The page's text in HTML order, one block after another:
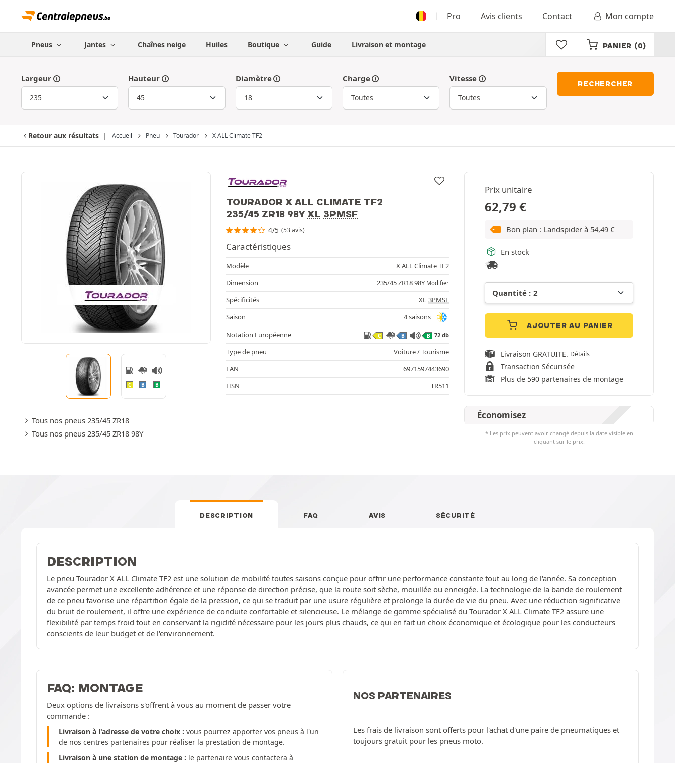
Pro Avis clients Contact Mon compte
Pneus Jantes Chaînes neige Huiles Boutique Guide Livraison et montage PANIER (0)
Largeur Hauteur Diamètre Charge Vitesse
RECHERCHER
Retour aux résultats Accueil Pneu Tourador X ALL Climate TF2
TOURADOR X ALL CLIMATE TF2
235/45 ZR18 98YXL 3PMSF
4/5 (53 avis)
C B B
Tous nos pneus 235/45 ZR18
Tous nos pneus 235/45 ZR18 98Y
Prix unitaire
62,79 €
Bon plan : Landspider à 54,49 €
En stock
AJOUTER AU PANIER
Livraison GRATUITE. Détails
Transaction Sécurisée
Plus de 590 partenaires de montage
Économisez
* Les prix peuvent avoir changé depuis la date visible en
cliquant sur le prix.
Caractéristiques
Modèle
X ALL Climate TF2
Dimension
235/45 ZR18 98Y Modifier
Spécificités XL 3PMSF
Saison
4 saisons
Notation Européenne
C B B 72 db
Type de pneu
Voiture / Tourisme
EAN
6971597443690
HSN
TR511
DESCRIPTION FAQ AVIS SÉCURITÉ
DESCRIPTION
Le pneu Tourador X ALL Climate TF2 est une solution de mobilité toutes saisons conçue pour offrir une performance constante tout au long de l'année. Sa conception
avancée permet une excellente adhérence et une réponse de direction précise, que la route soit sèche, mouillée ou enneigée. La technologie de la bande de roulement
de ce pneu favorise une répartition égale de la pression, ce qui se traduit par une usure régulière et prolonge la durée de vie du pneu. Avec une réduction significative
du bruit de roulement, il offre une expérience de conduite confortable et silencieuse. Le mélange de gomme spécialisé du Tourador X ALL Climate TF2 assure une
flexibilité par temps froid tout en conservant la rigidité nécessaire pour les jours plus chauds, ce qui en fait un choix économique et écologique pour les conducteurs
conscients de leur budget et de l'environnement.
FAQ: MONTAGE
Deux options de livraisons s'offrent à vous au moment de passer votre
commande :
Livraison à l'adresse de votre choix : vous pourrez apporter vos pneus à l'un
de nos centres partenaires pour réaliser la prestation de montage.
Livraison à une station de montage : le partenaire vous contactera à
NOS PARTENAIRES
Les frais de livraison sont offerts pour l'achat d'une paire de pneumatiques et
toujours gratuit pour les pneus moto.